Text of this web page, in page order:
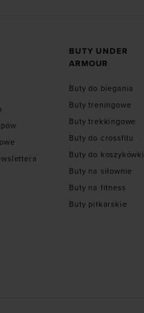
BUTY UNDER
ARMOUR
Buty do biegania
Buty treningowe
Buty trekkingowe
Buty do crossfitu
Buty do koszykówki
Buty na siłownie
Buty na fitness
Buty piłkarskie